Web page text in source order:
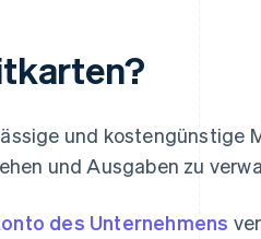
und kostengünstige
und Ausgaben zu
des Unternehmens